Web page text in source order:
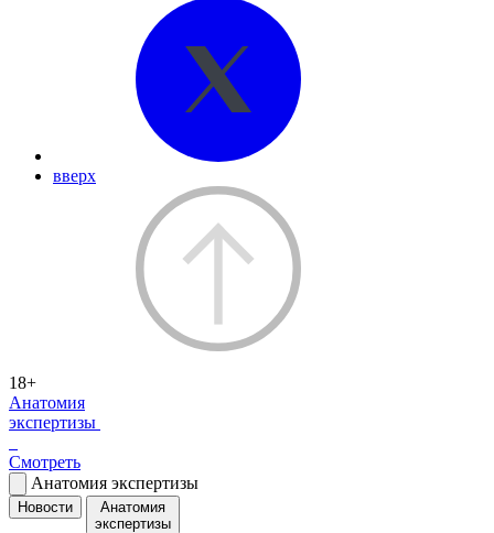
вверх
18+
Анатомия
экспертизы
Смотреть
Анатомия экспертизы
Новости
Анатомия
экспертизы